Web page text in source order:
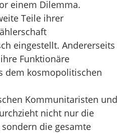
einem Dilemma.
Teile ihrer
eingestellt. Andererseits
Funktionäre
dem kosmopolitischen
Kommunitaristen und
nicht nur die
die gesamte